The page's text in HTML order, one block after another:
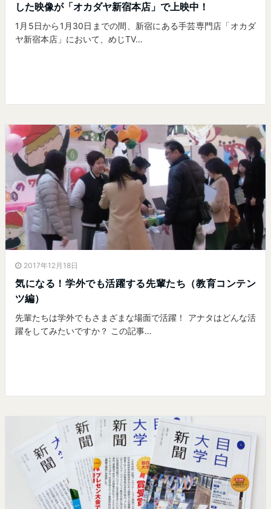
した映像が「オカダヤ新宿本店」で上映中！
1月5日から1月30日までの間、新宿にある手芸専門店「オカダ
ヤ新宿本店」において、めじTV…
2017年12月18日
気になる！学外でも活躍する先輩たち（教育コンテン
ツ編）
先輩たちは学外でもさまざまな場面で活躍！ アナタはどんな活
躍をしてみたいですか？ この記事…